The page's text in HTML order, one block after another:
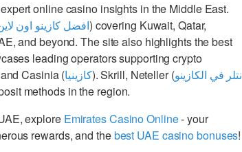
online casino insights in the Middle East.
افضل كازينو اون) covering Kuwait, Qatar,
and beyond. The site also highlights the best
leading operators supporting crypto
Casinia (كازينيا). Skrill, Neteller (نتلر في الكازينو
methods in the region.
explore Emirates Casino Online- your
rewards, and thebest UAE casino bonuses!